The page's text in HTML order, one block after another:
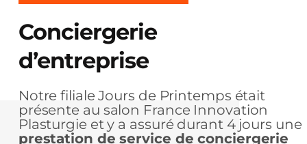
Conciergerie
d’entreprise
Notre filiale Jours de Printemps était
présente au salon France Innovation
Plasturgie et y a assuré durant 4 jours une
prestation de service de conciergerie